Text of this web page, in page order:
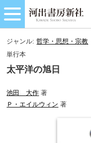
ジャンル:哲学・思想・宗教
単行本
太平洋の旭日
池田 大作 著
Ｐ・エイルウィン 著